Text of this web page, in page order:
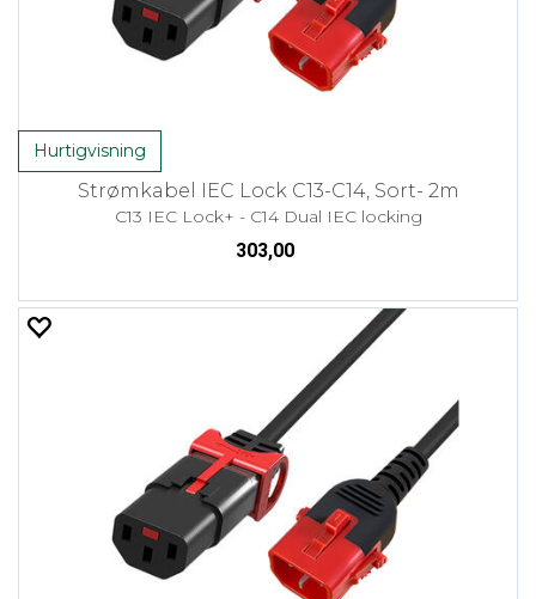
Hurtigvisning
Strømkabel IEC Lock C13-C14, Sort- 2m
C13 IEC Lock+ - C14 Dual IEC locking
303,00